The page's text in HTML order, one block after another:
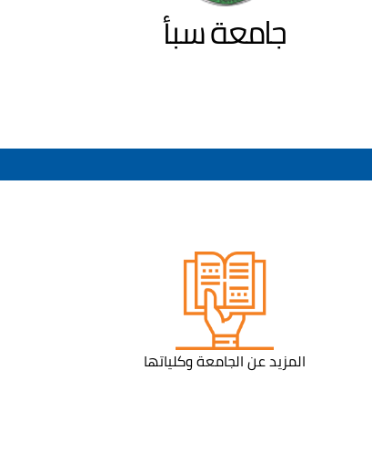
جامعة سبأ
المزيد عن الجامعة وكلياتها